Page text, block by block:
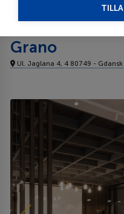
Grano
Ul. Jaglana 4, 4 80749 - Gdansk